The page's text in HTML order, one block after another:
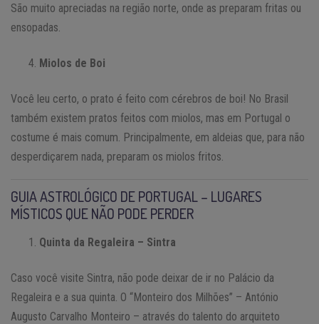
São muito apreciadas na região norte, onde as preparam fritas ou
ensopadas.
Miolos de Boi
Você leu certo, o prato é feito com cérebros de boi! No Brasil
também existem pratos feitos com miolos, mas em Portugal o
costume é mais comum. Principalmente, em aldeias que, para não
desperdiçarem nada, preparam os miolos fritos.
GUIA ASTROLÓGICO DE PORTUGAL – LUGARES
MÍSTICOS QUE NÃO PODE PERDER
Quinta da Regaleira – Sintra
Caso você visite Sintra, não pode deixar de ir no Palácio da
Regaleira e a sua quinta. O “Monteiro dos Milhões” – António
Augusto Carvalho Monteiro – através do talento do arquiteto